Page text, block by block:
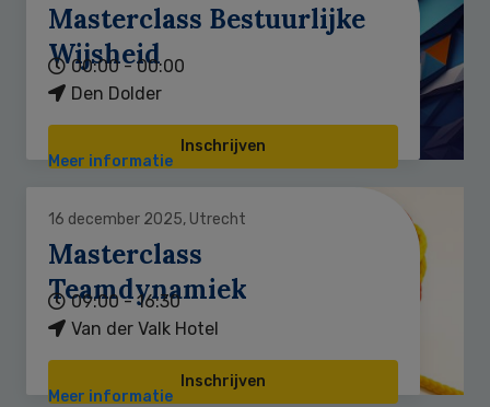
Masterclass Bestuurlijke
Wijsheid
00:00 - 00:00
Den Dolder
Inschrijven
Meer informatie
16 december 2025, Utrecht
Masterclass
Teamdynamiek
09:00 - 16:30
Van der Valk Hotel
Inschrijven
Meer informatie